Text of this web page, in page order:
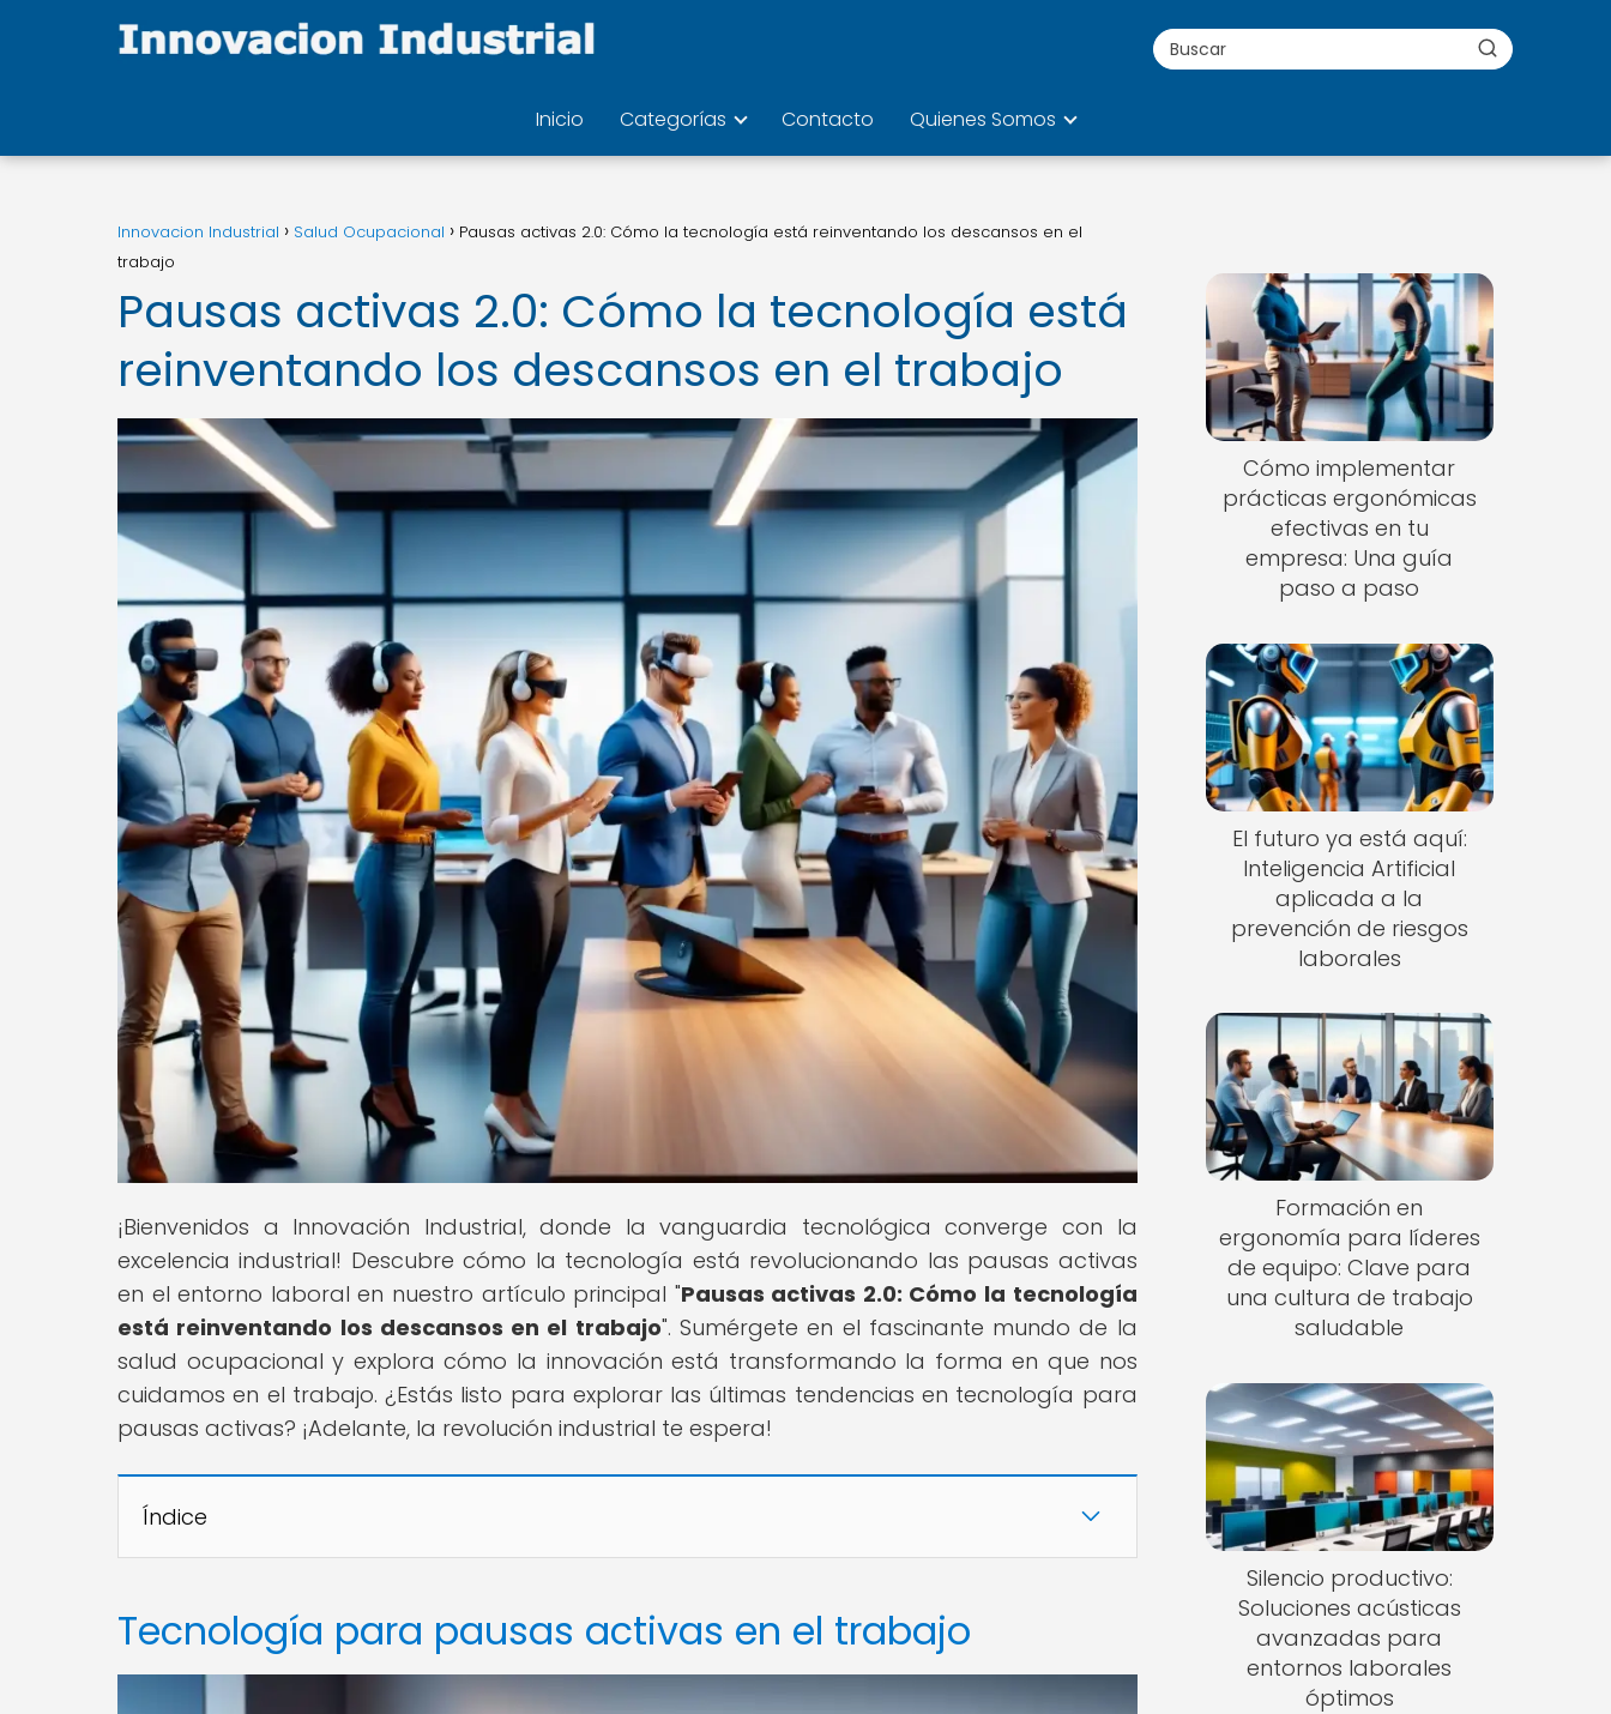
Inicio Categorías Contacto Quienes Somos
Innovacion Industrial Salud Ocupacional
Pausas activas 2.0: Cómo la tecnología está reinventando los descansos en el
trabajo
Pausas activas 2.0: Cómo la tecnología está
reinventando los descansos en el trabajo
¡Bienvenidos a Innovación Industrial, donde la vanguardia tecnológica converge con la
excelencia industrial! Descubre cómo la tecnología está revolucionando las pausas activas
en el entorno laboral en nuestro artículo principal "Pausas activas 2.0: Cómo la tecnología
está reinventando los descansos en el trabajo". Sumérgete en el fascinante mundo de la
salud ocupacional y explora cómo la innovación está transformando la forma en que nos
cuidamos en el trabajo. ¿Estás listo para explorar las últimas tendencias en tecnología para
pausas activas? ¡Adelante, la revolución industrial te espera!
Índice
Tecnología para pausas activas en el trabajo
Nuevo
Cómo implementar
prácticas ergonómicas
efectivas en tu
empresa: Una guía
paso a paso
El futuro ya está aquí:
Inteligencia Artificial
aplicada a la
prevención de riesgos
laborales
Formación en
ergonomía para líderes
de equipo: Clave para
una cultura de trabajo
saludable
Silencio productivo:
Soluciones acústicas
avanzadas para
entornos laborales
óptimos